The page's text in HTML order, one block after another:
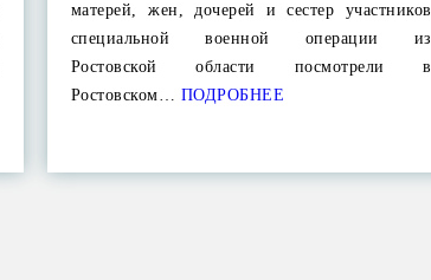
матерей, жен, дочерей и сестер участников
специальной военной операции из
Ростовской области посмотрели в
Ростовском… ПОДРОБНЕЕ